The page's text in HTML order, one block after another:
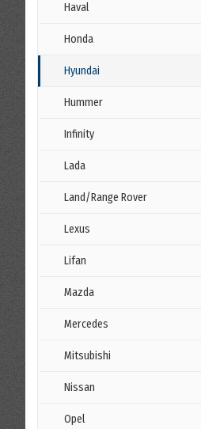
Haval
Honda
Hyundai
Hummer
Infinity
Lada
Land/Range Rover
Lexus
Lifan
Mazda
Mercedes
Mitsubishi
Nissan
Opel